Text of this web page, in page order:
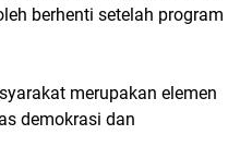
berhenti setelah program
merupakan elemen
demokrasi dan